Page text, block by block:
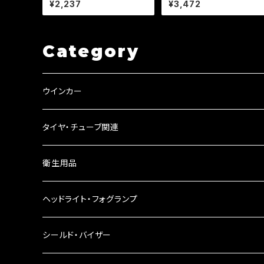
テープ/2本セット/マジェ/原
付/CBR/a353【クリックポス
¥2,237
モークレンズ】 汎用 2個セット
CB/XJR/Z/ゼファー/バリオ
¥3,472
Category
ウインカー
ウインカーリレー
ウインカーレンズ
LEDウインカー
電球型ウインカー
タイヤ・チューブ関連
衛生用品
ヘッドライト・フォグランプ
ヘッドライト
シールド・バイザー